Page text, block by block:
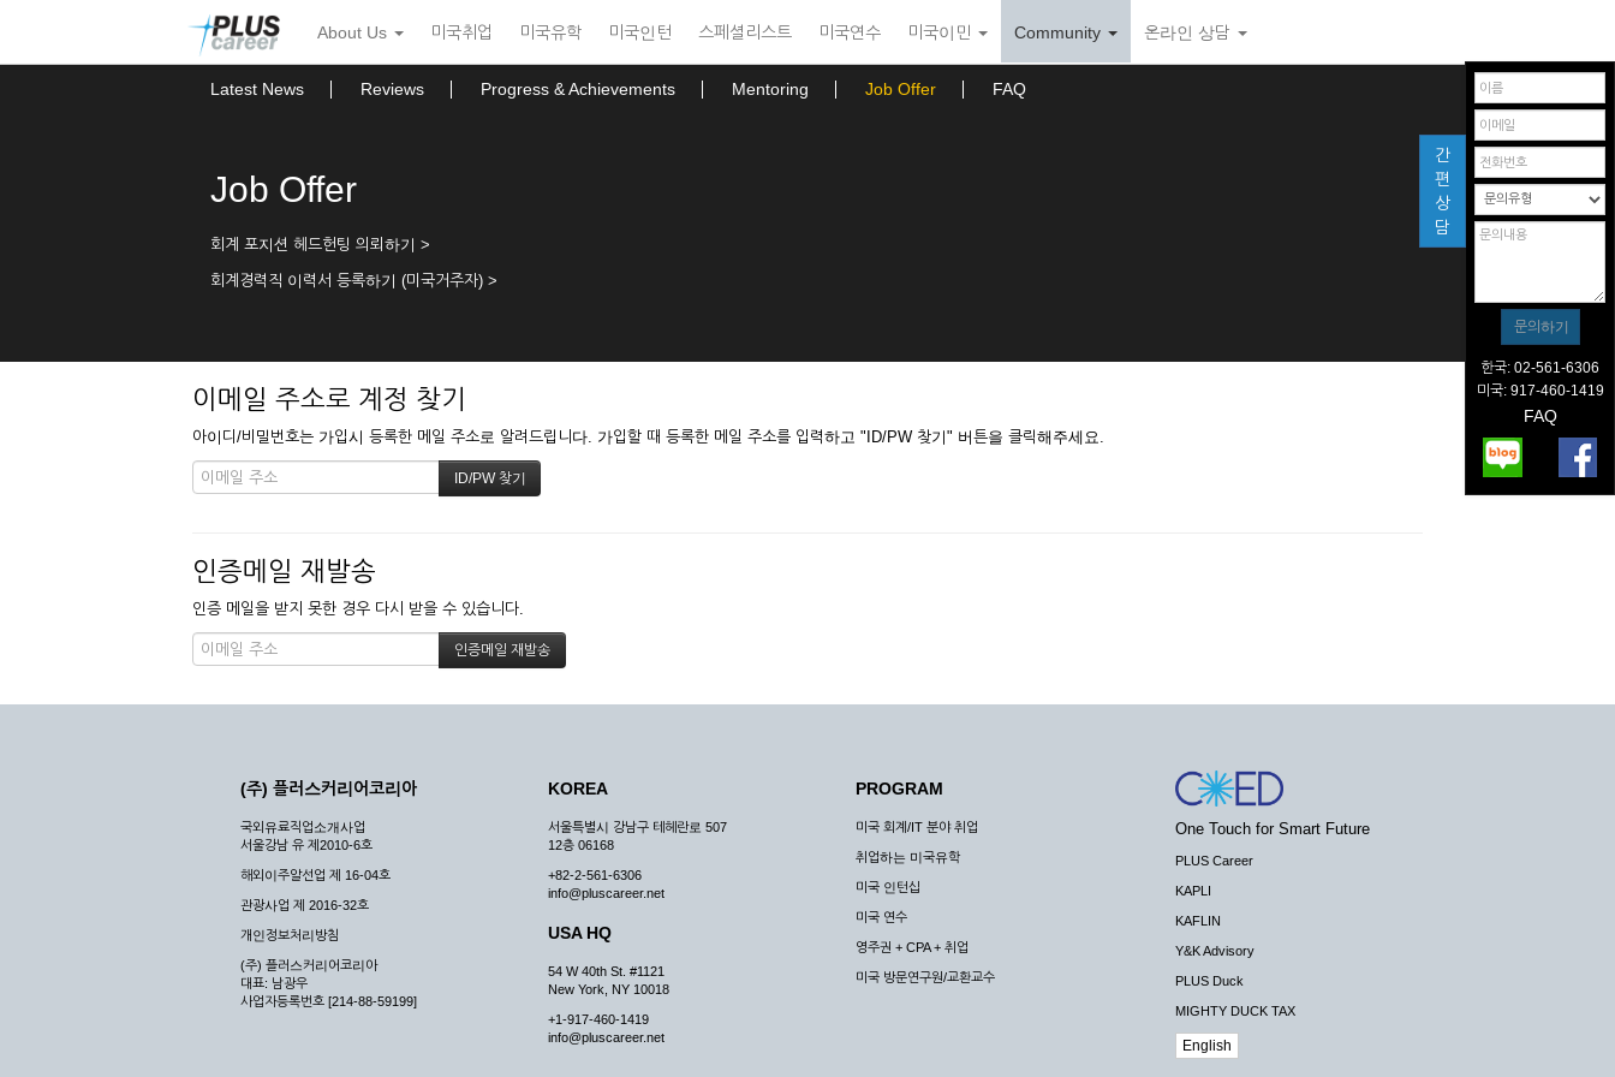
뉴
토
About Us 미국취업 미국유학 미국인턴 스페셜리스트 미국연수 미국이민 Community 온라인 상담
Latest News Reviews Progress & Achievements Mentoring Job Offer FAQ
Job Offer
회계 포지션 헤드헌팅 의뢰하기 >
회계경력직 이력서 등록하기 (미국거주자) >
이메일 주소로 계정 찾기
아이디/비밀번호는 가입시 등록한 메일 주소로 알려드립니다. 가입할 때 등록한 메일 주소를 입력하고 "ID/PW 찾기" 버튼을 클릭해주세요.
인증메일 재발송
인증 메일을 받지 못한 경우 다시 받을 수 있습니다.
간
편
상
담
한국: 02-561-6306
미국: 917-460-1419
FAQ
(주) 플러스커리어코리아
국외유료직업소개사업
서울강남 유 제2010-6호
해외이주알선업 제 16-04호
관광사업 제 2016-32호
개인정보처리방침
(주) 플러스커리어코리아
대표: 남광우
사업자등록번호 [214-88-59199]
KOREA
서울특별시 강남구 테헤란로 507
12층 06168
+82-2-561-6306
info@pluscareer.net
USA HQ
54 W 40th St. #1121
New York, NY 10018
+1-917-460-1419
info@pluscareer.net
PROGRAM
미국 회계/IT 분야 취업
취업하는 미국유학
미국 인턴십
미국 연수
영주권 + CPA + 취업
미국 방문연구원/교환교수
One Touch for Smart Future
PLUS Career
KAPLI
KAFLIN
Y&K Advisory
PLUS Duck
MIGHTY DUCK TAX
English